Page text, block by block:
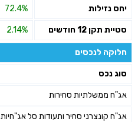
יחס נזילות 72.4%
סטיית תקן 12 חודשים 2.14%
חלוקה לנכסים
סוג נכס
אג"ח ממשלתיות סחירות
אג"ח קונצרני סחיר ותעודות סל אג"חיות